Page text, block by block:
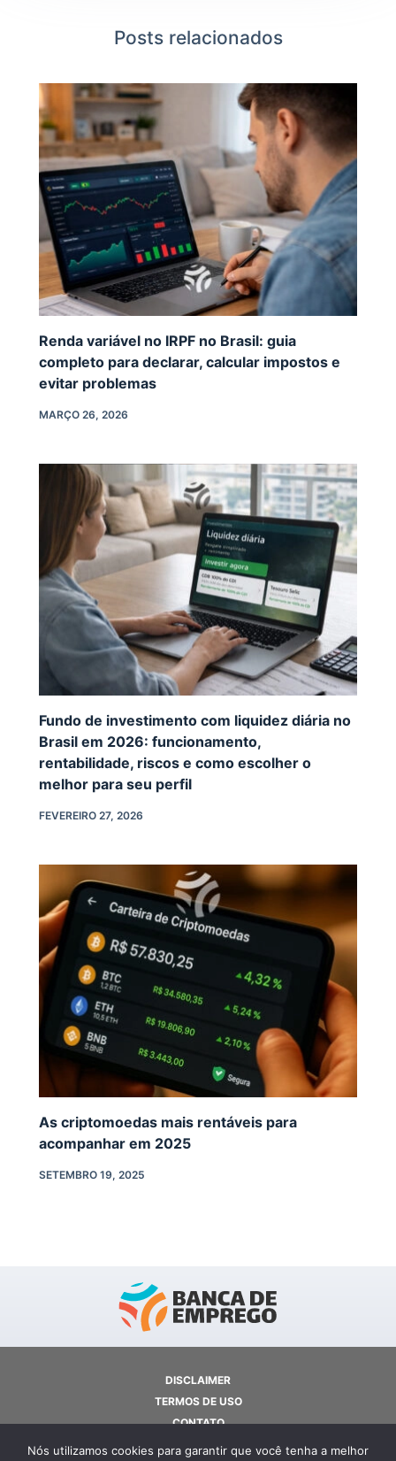
Posts relacionados
Renda variável no IRPF no Brasil: guia
completo para declarar, calcular impostos e
evitar problemas
MARÇO 26, 2026
Fundo de investimento com liquidez diária no
Brasil em 2026: funcionamento,
rentabilidade, riscos e como escolher o
melhor para seu perfil
FEVEREIRO 27, 2026
As criptomoedas mais rentáveis para
acompanhar em 2025
SETEMBRO 19, 2025
DISCLAIMER
TERMOS DE USO
CONTATO
SOBRE NÓS
Nós utilizamos cookies para garantir que você tenha a melhor